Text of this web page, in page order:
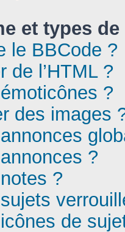
et types
le BBCode ?
de l’HTML ?
?
des images
?
?
de